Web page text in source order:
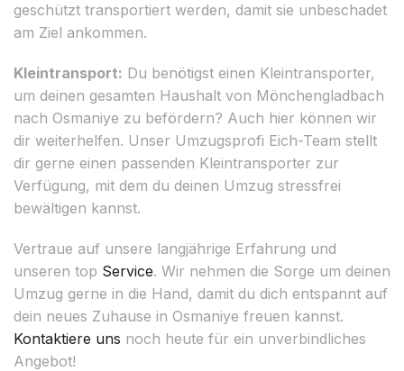
geschützt transportiert werden, damit sie unbeschadet
am Ziel ankommen.
Kleintransport: Du benötigst einen Kleintransporter,
um deinen gesamten Haushalt von Mönchengladbach
nach Osmaniye zu befördern? Auch hier können wir
dir weiterhelfen. Unser Umzugsprofi Eich-Team stellt
dir gerne einen passenden Kleintransporter zur
Verfügung, mit dem du deinen Umzug stressfrei
bewältigen kannst.
Vertraue auf unsere langjährige Erfahrung und
unseren top Service. Wir nehmen die Sorge um deinen
Umzug gerne in die Hand, damit du dich entspannt auf
dein neues Zuhause in Osmaniye freuen kannst.
Kontaktiere uns noch heute für ein unverbindliches
Angebot!